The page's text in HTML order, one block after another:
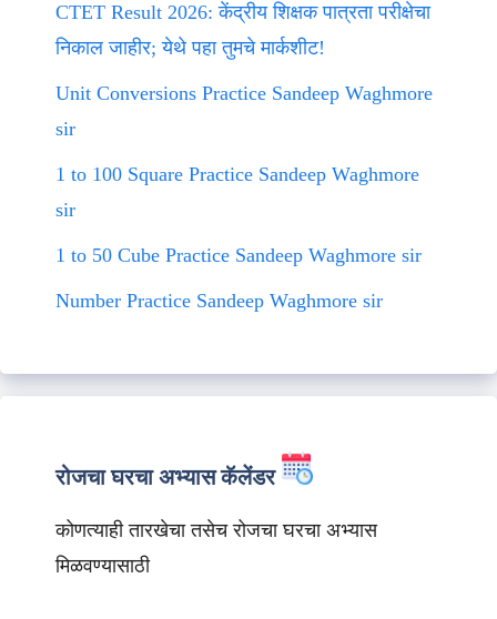
CTET Result 2026: केंद्रीय शिक्षक पात्रता परीक्षेचा
निकाल जाहीर; येथे पहा तुमचे मार्कशीट!
Unit Conversions Practice Sandeep Waghmore
sir
1 to 100 Square Practice Sandeep Waghmore
sir
1 to 50 Cube Practice Sandeep Waghmore sir
Number Practice Sandeep Waghmore sir
रोजचा घरचा अभ्यास कॅलेंडर
कोणत्याही तारखेचा तसेच रोजचा घरचा अभ्यास
मिळवण्यासाठी